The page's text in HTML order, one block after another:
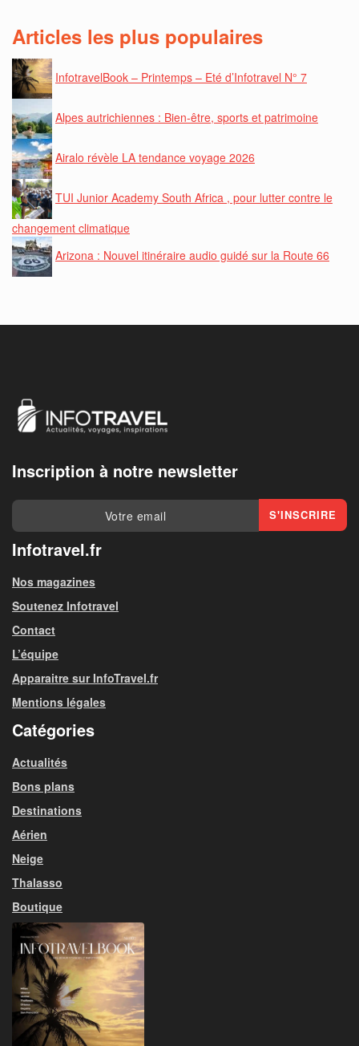
Articles les plus populaires
InfotravelBook – Printemps – Eté d’Infotravel N° 7
Alpes autrichiennes : Bien-être, sports et patrimoine
Airalo révèle LA tendance voyage 2026
TUI Junior Academy South Africa , pour lutter contre le
changement climatique
Arizona : Nouvel itinéraire audio guidé sur la Route 66
Inscription à notre newsletter
Infotravel.fr
Nos magazines
Soutenez Infotravel
Contact
L’équipe
Apparaitre sur InfoTravel.fr
Mentions légales
Catégories
Actualités
Bons plans
Destinations
Aérien
Neige
Thalasso
Boutique